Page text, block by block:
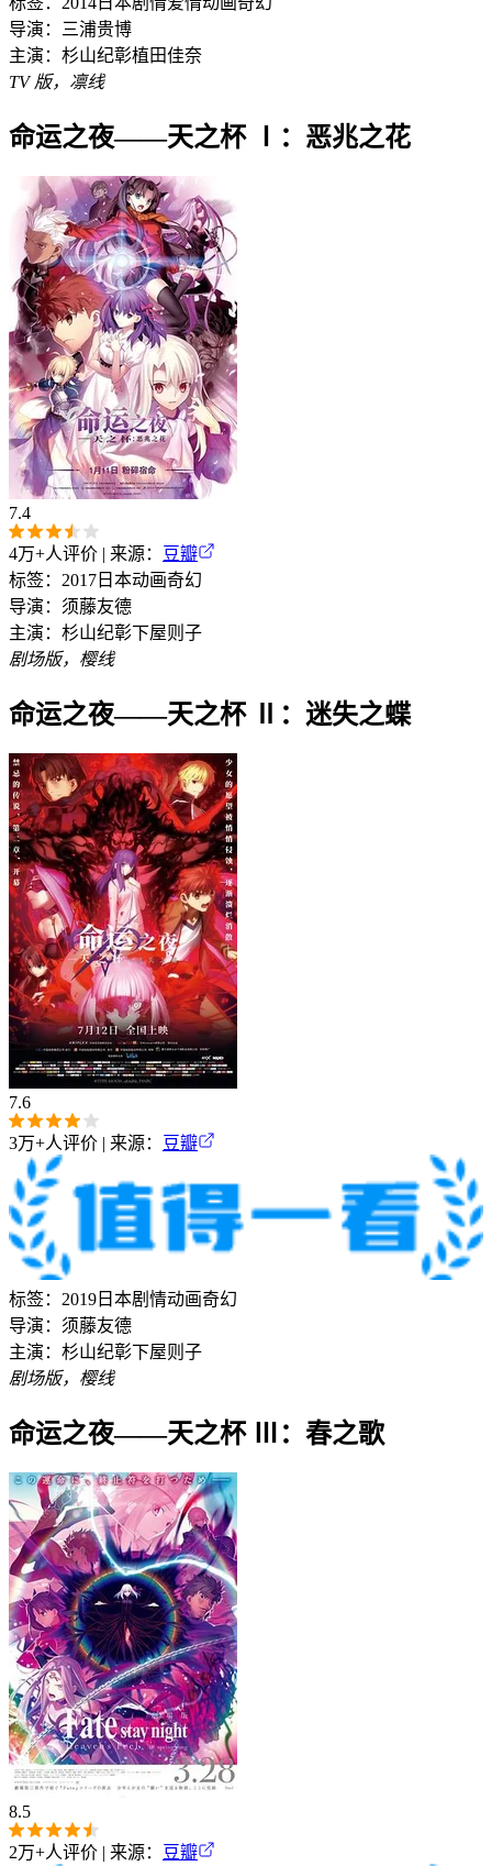
导演：
三浦贵博
主演： 杉山纪彰植田佳奈
TV 版，凛线
命运之夜——天之杯 Ⅰ：恶兆之花
7.4
4万+人评价 | 来源：
豆瓣
标签： 2017 日本动画奇幻
导演： 须藤友德
主演： 杉山纪彰下屋则子
剧场版，樱线
命运之夜——天之杯 Ⅱ：迷失之蝶
7.6
3万+人评价 | 来源： 豆瓣
标签： 2019 日本剧情动画奇幻
导演： 须藤友德
主演： 杉山纪彰下屋则子
剧场版，樱线
命运之夜——天之杯 Ⅲ：春之歌
8.5
2万+人评价 | 来源： 豆瓣